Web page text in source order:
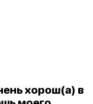
хорош(а) в